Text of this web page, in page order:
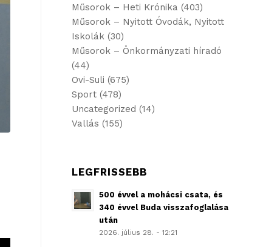
Műsorok – Heti Krónika (403)
Műsorok – Nyitott Óvodák, Nyitott
Iskolák (30)
Műsorok – Önkormányzati híradó
(44)
Ovi-Suli (675)
Sport (478)
Uncategorized (14)
Vallás (155)
LEGFRISSEBB
500 évvel a mohácsi csata, és
340 évvel Buda visszafoglalása
után
2026. július 28. - 12:21